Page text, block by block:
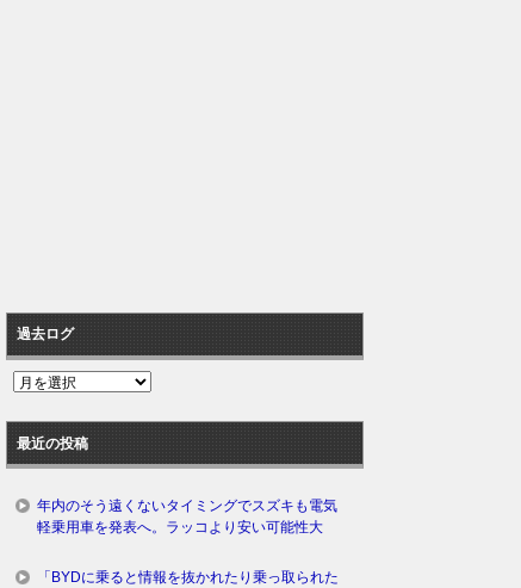
過去ログ
過
ロ
グ
最近の投稿
年内のそう遠くないタイミングでスズキも電気
軽乗用車を発表へ。ラッコより安い可能性大
「BYDに乗ると情報を抜かれたり乗っ取られた